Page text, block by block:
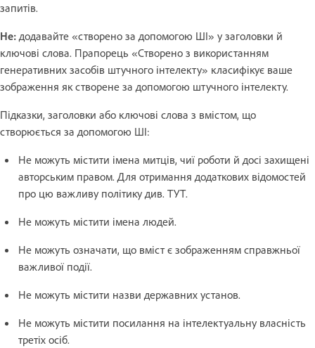
запитів.
Не:додавайте «створено за допомогою ШІ» у заголовки й
ключові слова. Прапорець «Створено з використанням
генеративних засобів штучного інтелекту» класифікує ваше
зображення як створене за допомогою штучного інтелекту.
Підказки, заголовки або ключові слова з вмістом, що
створюється за допомогою ШІ:
Не можуть містити імена митців, чиї роботи й досі захищені
авторським правом. Для отримання додаткових відомостей
про цю важливу політику див. ТУТ.
Не можуть містити імена людей.
Не можуть означати, що вміст є зображенням справжньої
важливої ​​події.
Не можуть містити назви державних установ.
Не можуть містити посилання на інтелектуальну власність
третіх осіб.